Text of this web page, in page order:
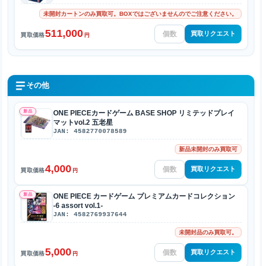
未開封カートンのみ買取可。BOXではございませんのでご注意ください。
買取価格511,000 円 買取リクエスト
その他
新品
ONE PIECEカードゲーム BASE SHOP リミテッドプレイ
マットvol.2 五老星
JAN: 4582770078589
新品未開封のみ買取可
買取価格4,000 円 買取リクエスト
新品
ONE PIECE カードゲーム プレミアムカードコレクション
-6 assort vol.1-
JAN: 4582769937644
未開封品のみ買取可。
買取価格5,000 円 買取リクエスト